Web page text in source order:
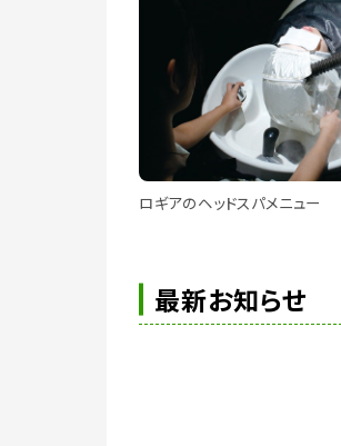
ロギアのヘッドスパメニュー
最新お知らせ